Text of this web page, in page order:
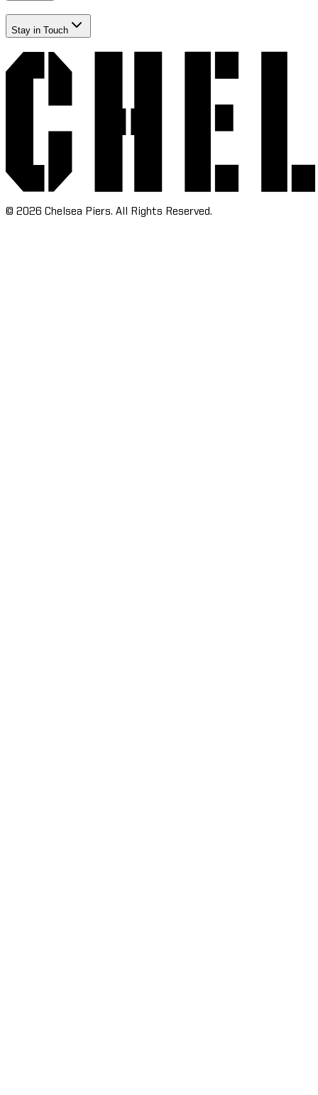
Stay in Touch​​​​‌ ‍ ​‍​‍‌‍ ‌ ​‍‌‍‍‌‌‍‌ ‌‍‍‌‌‍ ‍​‍​‍​ ‍‍​‍​‍‌ ​ ‌‍​‌‌‍ ‍‌‍‍‌‌ ‌​‌ ‍‌​‍ ‍‌‍‍‌‌‍ ​‍​‍​‍ ​​‍​‍‌‍‍​‌ ​‍‌‍‌‌‌‍‌‍​‍​‍​ ‍‍​‍​‍‌‍‍​‌ ‌​‌ ‌​‌ ​​‌ ​ ​ ‍‍​‍ ​‍ ‌‍​ ‌‍‍​‌‍‌‌‌‍ ​‌ ​ ‌‍‌‌‌‍​‌‌ ​​‌‍‍‌‌‍‌‌‌ ​‍‌ ​ ​‍ ‍‌ ​ ‌‍​‌‌‍ ‍‌‍‍‌‌ ‌​‌ ‍‌​‍ ‍‌ ​ ‌ ‌​‌ ‌‌‌‍‌​‌‍‍‌‌‍ ​‍ ‌‍‍‌‌‍ ‍‌ ‌​‌‍‌‌‌‍ ‍‌ ‌​​‍ ‌‍‌‌‌‍‌​‌‍‍‌‌ ‌​​‍ ‌‍ ‌‌‍ ‌‍‌​‌‍‌‌​ ‌‌ ​​‌ ​‍‌‍‌‌‌ ​ ‌‍‌‌‌‍ ‍‌ ‌​‌‍​‌‌ ‌​‌‍‍‌‌‍ ‌‍ ‍​ ‍ ‌‍‍‌‌‍‌​​ ‌‌‍‌‍‌‍ ‌‍ ‌ ‌​‌‍‌‌‌ ​‍​ ‍ ‌ ‌​‌ ‍‌‌ ​​‌‍‌‌​ ‌‌‍‌‍‌‍ ‌‍ ‌ ‌​‌‍‌‌‌ ​‍​ ‍ ‌ ​​‌‍​‌‌ ‌​‌‍‍​​ ‌‌‍​ ‌‍ ‌‍ ​‌ ‌‌‌‍ ‌‌‍ ‍‌ ​ ​‍‌‌​ ‌‌‌​​‍‌‌ ‌‍‍ ‌‍‌‌‌ ‍‌​‍‌‌​ ​ ‌​‌​​‍‌‌​ ​ ‌​‌​​‍‌‌​ ​‍​ ​‍​ ‍​‌‍​‍‌‍‌​​ ​‌‌‍​‍‌‍‌‌‌‍‌‌‌‍‌​‌‍​‌​ ​‍‌‍‌‌‌‍​‌​‍‌‌​ ​‍​ ​‍​‍‌‌​ ‌‌‌​‌​​‍ ‍‌ ‌​‌‍‍‌‌ ‌​‌‍ ​‌‍‌‌​ ‌‍​‍‌‍​‌‌ ​ ‌‍‌‌‌‌‌‌‌ ​‍‌‍ ​​ ‌‌‍‍​‌ ‌​‌ ‌​‌ ​​‌ ​ ​‍‌‌​ ​ ‌​​‌​‍‌‌​ ​‍‌​‌‍​‍‌‌​ ​‍‌​‌‍‌‍​ ‌‍‍​‌‍‌‌‌‍ ​‌ ​ ‌‍‌‌‌‍​‌‌ ​​‌‍‍‌‌‍‌‌‌ ​‍‌ ​ ​‍ ‍‌ ​ ‌‍​‌‌‍ ‍‌‍‍‌‌ ‌​‌ ‍‌​‍ ‍‌ ​ ‌ ‌​‌ ‌‌‌‍‌​‌‍‍‌‌‍ ​‍‌‍‌‍‍‌‌‍‌​​ ‌‌‍‌‍‌‍ ‌‍ ‌ ‌​‌‍‌‌‌ ​‍​‍‌‍‌ ‌​‌ ‍‌‌ ​​‌‍‌‌​ ‌‌‍‌‍‌‍ ‌‍ ‌ ‌​‌‍‌‌‌ ​‍​‍‌‍‌ ​​‌‍​‌‌ ‌​‌‍‍​​ ‌‌‍​ ‌‍ ‌‍ ​‌ ‌‌‌‍ ‌‌‍ ‍‌ ​ ​‍‌‌​ ‌‌‌​​‍‌‌ ‌‍‍ ‌‍‌‌‌ ‍‌​‍‌‌​ ​ ‌​‌​​‍‌‌​ ​ ‌​‌​​‍‌‌​ ​‍​ ​‍​ ‍​‌‍​‍‌‍‌​​ ​‌‌‍​‍‌‍‌‌‌‍‌‌‌‍‌​‌‍​‌​ ​‍‌‍‌‌‌‍​‌​‍‌‌​ ​‍​ ​‍​‍‌‌​ ‌‌‌​‌​​‍ ‍‌ ‌​‌‍‍‌‌ ‌​‌‍ ​‌‍‌‌​‍‌‍‌ ​​‌‍‌‌‌ ​‍‌ ​ ‌ ​​‌‍‌‌‌‍​ ‌ ‌​‌‍‍‌‌ ‌‍‌‍‌‌​ ‌‌ ​​‌ ‌‌‌‍​‍‌‍ ​‌‍‍‌‌ ​ ‌‍‍​‌‍‌‌‌‍‌​​‍​‍‌ ‌
© 2026 Chelsea Piers. All Rights Reserved.​​​​‌ ‍ ​‍​‍‌‍ ‌ ​‍‌‍‍‌‌‍‌ ‌‍‍‌‌‍ ‍​‍​‍​ ‍‍​‍​‍‌ ​ ‌‍​‌‌‍ ‍‌‍‍‌‌ ‌​‌ ‍‌​‍ ‍‌‍‍‌‌‍ ​‍​‍​‍ ​​‍​‍‌‍‍​‌ ​‍‌‍‌‌‌‍‌‍​‍​‍​ ‍‍​‍​‍‌‍‍​‌ ‌​‌ ‌​‌ ​​‌ ​ ​ ‍‍​‍ ​‍ ‌‍​ ‌‍‍​‌‍‌‌‌‍ ​‌ ​ ‌‍‌‌‌‍​‌‌ ​​‌‍‍‌‌‍‌‌‌ ​‍‌ ​ ​‍ ‍‌ ​ ‌‍​‌‌‍ ‍‌‍‍‌‌ ‌​‌ ‍‌​‍ ‍‌ ​ ‌ ‌​‌ ‌‌‌‍‌​‌‍‍‌‌‍ ​‍ ‌‍‍‌‌‍ ‍‌ ‌​‌‍‌‌‌‍ ‍‌ ‌​​‍ ‌‍‌‌‌‍‌​‌‍‍‌‌ ‌​​‍ ‌‍ ‌‌‍ ‌‍‌​‌‍‌‌​ ‌‌ ​​‌ ​‍‌‍‌‌‌ ​ ‌‍‌‌‌‍ ‍‌ ‌​‌‍​‌‌ ‌​‌‍‍‌‌‍ ‌‍ ‍​ ‍ ‌‍‍‌‌‍‌​​ ‌‌‍‌‍‌‍ ‌‍ ‌ ‌​‌‍‌‌‌ ​‍​ ‍ ‌ ‌​‌ ‍‌‌ ​​‌‍‌‌​ ‌‌‍‌‍‌‍ ‌‍ ‌ ‌​‌‍‌‌‌ ​‍​ ‍ ‌ ​​‌‍​‌‌ ‌​‌‍‍​​ ‌‌ ​ ‌ ‌‌‌‍​‍‌ ‌​‌‍‍‌‌ ‌​‌‍ ​‌‍‌‌​ ‌‍​‍‌‍​‌‌ ​ ‌‍‌‌‌‌‌‌‌ ​‍‌‍ ​​ ‌‌‍‍​‌ ‌​‌ ‌​‌ ​​‌ ​ ​‍‌‌​ ​ ‌​​‌​‍‌‌​ ​‍‌​‌‍​‍‌‌​ ​‍‌​‌‍‌‍​ ‌‍‍​‌‍‌‌‌‍ ​‌ ​ ‌‍‌‌‌‍​‌‌ ​​‌‍‍‌‌‍‌‌‌ ​‍‌ ​ ​‍ ‍‌ ​ ‌‍​‌‌‍ ‍‌‍‍‌‌ ‌​‌ ‍‌​‍ ‍‌ ​ ‌ ‌​‌ ‌‌‌‍‌​‌‍‍‌‌‍ ​‍‌‍‌‍‍‌‌‍‌​​ ‌‌‍‌‍‌‍ ‌‍ ‌ ‌​‌‍‌‌‌ ​‍​‍‌‍‌ ‌​‌ ‍‌‌ ​​‌‍‌‌​ ‌‌‍‌‍‌‍ ‌‍ ‌ ‌​‌‍‌‌‌ ​‍​‍‌‍‌ ​​‌‍​‌‌ ‌​‌‍‍​​ ‌‌ ​ ‌ ‌‌‌‍​‍‌ ‌​‌‍‍‌‌ ‌​‌‍ ​‌‍‌‌​‍‌‍‌ ​​‌‍‌‌‌ ​‍‌ ​ ‌ ​​‌‍‌‌‌‍​ ‌ ‌​‌‍‍‌‌ ‌‍‌‍‌‌​ ‌‌ ​​‌ ‌‌‌‍​‍‌‍ ​‌‍‍‌‌ ​ ‌‍‍​‌‍‌‌‌‍‌​​‍​‍‌ ‌